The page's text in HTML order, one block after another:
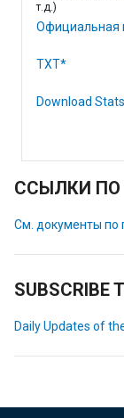
т.д.)
Официальная
TXT*
Download Stats
ССЫЛКИ ПО
См. документы по
SUBSCRIBE
Daily Updates of